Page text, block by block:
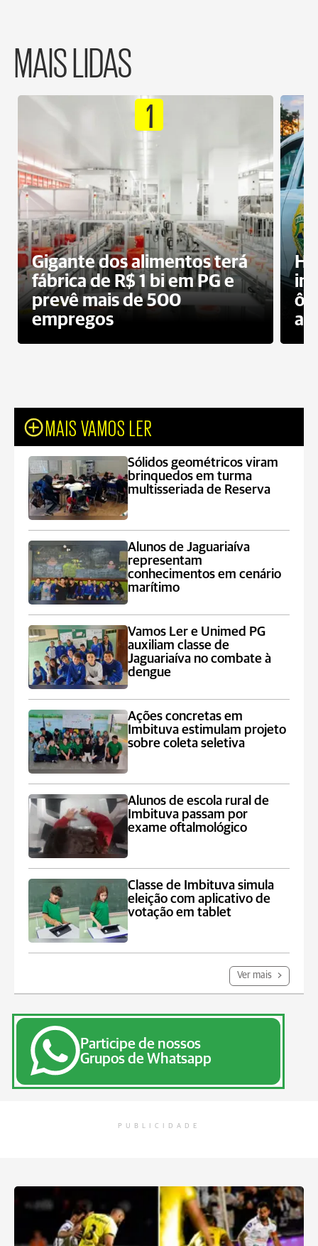
MAIS LIDAS
1
Gigante dos alimentos terá
fábrica de R$ 1 bi em PG e
prevê mais de 500
empregos
MAIS VAMOS LER
Sólidos geométricos viram
brinquedos em turma
multisseriada de Reserva
Alunos de Jaguariaíva
representam
conhecimentos em cenário
marítimo
Vamos Ler e Unimed PG
auxiliam classe de
Jaguariaíva no combate à
dengue
Ações concretas em
Imbituva estimulam projeto
sobre coleta seletiva
Alunos de escola rural de
Imbituva passam por
exame oftalmológico
Classe de Imbituva simula
eleição com aplicativo de
votação em tablet
Ver mais
Participe de nossos
Grupos de Whatsapp
PUBLICIDADE